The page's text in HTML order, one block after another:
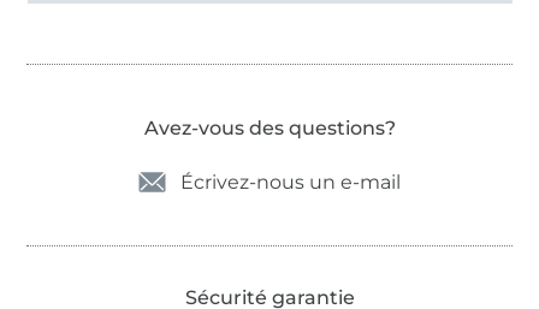
Avez-vous des questions?
Écrivez-nous un e-mail
Sécurité garantie